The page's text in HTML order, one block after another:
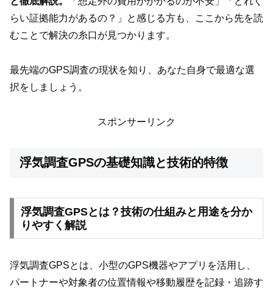
らい証拠能力があるの？」と感じる方も、ここから先を読
むことで解決の糸口が見つかります。
最先端のGPS調査の現状を知り、あなた自身で最適な選
択をしましょう。
スポンサーリンク
浮気調査GPSの基礎知識と技術的特徴
浮気調査GPSとは？技術の仕組みと用途を分か
りやすく解説
浮気調査GPSとは、小型のGPS機器やアプリを活用し、
パートナーや対象者の位置情報や移動履歴を記録・追跡す